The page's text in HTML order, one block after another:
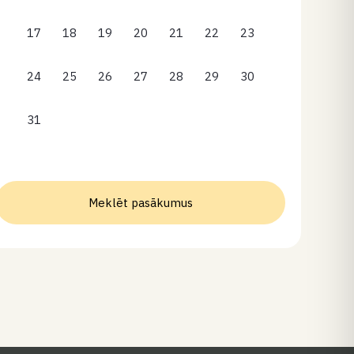
17 18 19 20 21 22 23
24 25 26 27 28 29 30
31
Meklēt pasākumus